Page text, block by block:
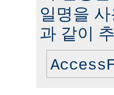
일명을
과 같이